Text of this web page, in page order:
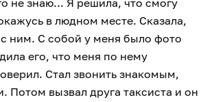
не знаю... Я решила, что смогу
в людном месте. Сказала,
с ним. С собой у меня было фото
его, что меня по нему
Стал звонить знакомым,
Потом вызвал друга таксиста и он